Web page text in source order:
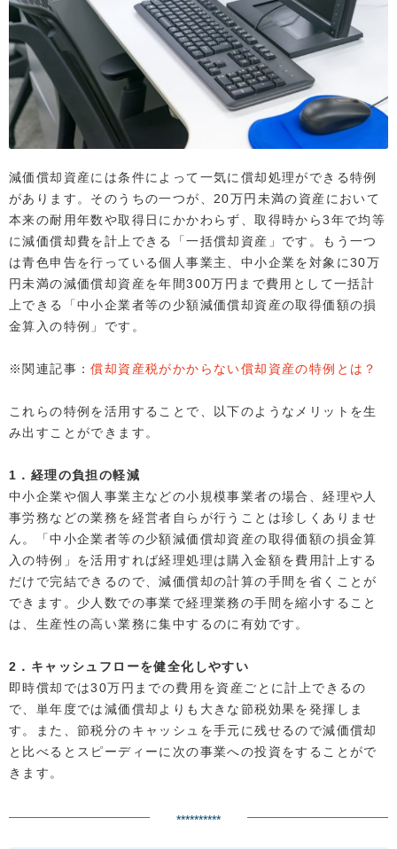
減価償却資産には条件によって一気に償却処理ができる特例
があります。そのうちの一つが、20万円未満の資産において
本来の耐用年数や取得日にかかわらず、取得時から3年で均等
に減価償却費を計上できる「一括償却資産」です。もう一つ
は青色申告を行っている個人事業主、中小企業を対象に30万
円未満の減価償却資産を年間300万円まで費用として一括計
上できる「中小企業者等の少額減価償却資産の取得価額の損
金算入の特例」です。
※関連記事：償却資産税がかからない償却資産の特例とは？
これらの特例を活用することで、以下のようなメリットを生
み出すことができます。
1．経理の負担の軽減
中小企業や個人事業主などの小規模事業者の場合、経理や人
事労務などの業務を経営者自らが行うことは珍しくありませ
ん。「中小企業者等の少額減価償却資産の取得価額の損金算
入の特例」を活用すれば経理処理は購入金額を費用計上する
だけで完結できるので、減価償却の計算の手間を省くことが
できます。少人数での事業で経理業務の手間を縮小すること
は、生産性の高い業務に集中するのに有効です。
2．キャッシュフローを健全化しやすい
即時償却では30万円までの費用を資産ごとに計上できるの
で、単年度では減価償却よりも大きな節税効果を発揮しま
す。また、節税分のキャッシュを手元に残せるので減価償却
と比べるとスピーディーに次の事業への投資をすることがで
きます。
**********